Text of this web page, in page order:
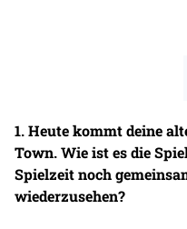
1. Heute kommt deine
Town. Wie ist es die
Spielzeit noch
wiederzusehen?